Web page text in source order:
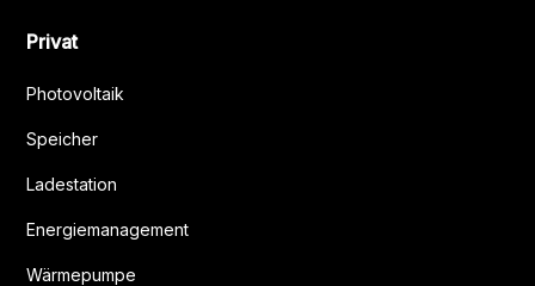
Privat
Photovoltaik
Speicher
Ladestation
Energiemanagement
Wärmepumpe